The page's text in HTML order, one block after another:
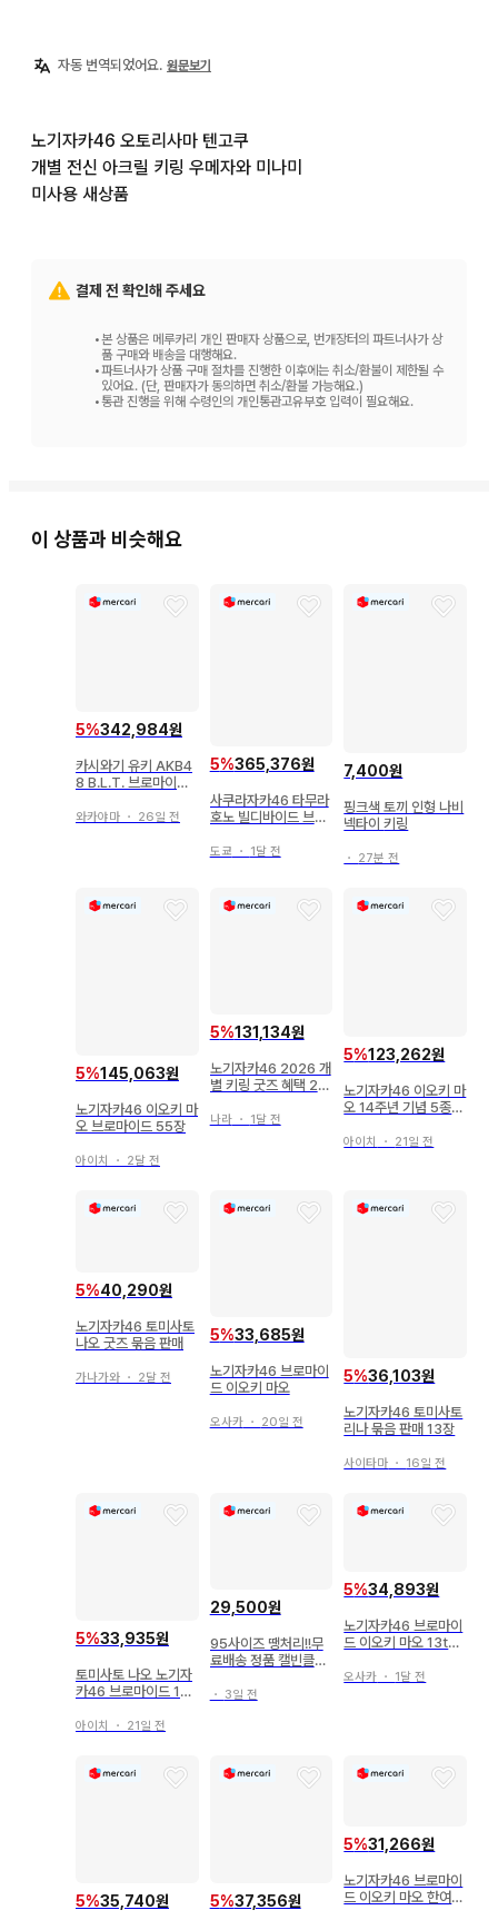
자동 번역되었어요. 원문보기
노기자카46 오토리사마 텐고쿠
개별 전신 아크릴 키링 우메자와 미나미
미사용 새상품
결제 전 확인해 주세요
•본 상품은 메루카리 개인 판매자 상품으로, 번개장터의 파트너사가 상
품 구매와 배송을 대행해요.
•파트너사가 상품 구매 절차를 진행한 이후에는 취소/환불이 제한될 수
있어요. (단, 판매자가 동의하면 취소/환불 가능해요.)
•통관 진행을 위해 수령인의 개인통관고유부호 입력이 필요해요.
이 상품과 비슷해요
5%342,984원
카시와기 유키 AKB4
8 B.L.T. 브로마이드
와카야마 ・ 26일 전
5%365,376원
사쿠라자카46 타무라
호노 빌디바이드 브라
도쿄 ・ 1달 전
7,400원
핑크색 토끼 인형 나비
넥타이 키링
・ 27분 전
5%145,063원
노기자카46 이오키 마
오 브로마이드 55장
아이치 ・ 2달 전
5%131,134원
노기자카46 2026 개
별 키링 굿즈 혜택 20
사
나라・ 1달 전
5%123,262원
노기자카46 이오키 마
오 14주년 기념 5종
아이치 ・ 21일 전
5%40,290원
노기자카46 토미사토
나오 굿즈 묶음 판매
가나가와 ・ 2달 전
5%33,685원
노기자카46 브로마이
드 이오키 마오
오사카・ 20일 전
5%36,103원
노기자카46 토미사토
리나 묶음 판매 13장
사이타마 ・ 16일 전
5%33,935원
토미사토 나오 노기자
카46 브로마이드 14t
아이치 ・ 21일 전
29,500원
95사이즈 땡처리!!무
료배송 정품 캘빈클라
즈 3팩
・ 3일 전
5%34,893원
노기자카46 브로마이
드 이오키 마오 13thB
오사카 ・ 1달 전
5%35,740원 5%37,356원
5%31,266원
노기자카46 브로마이
드 이오키 마오 한여름